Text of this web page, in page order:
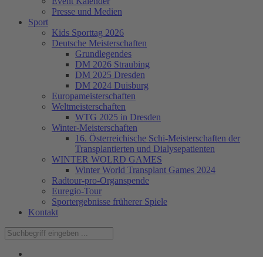
Presse und Medien
Sport
Kids Sporttag 2026
Deutsche Meisterschaften
Grundlegendes
DM 2026 Straubing
DM 2025 Dresden
DM 2024 Duisburg
Europameisterschaften
Weltmeisterschaften
WTG 2025 in Dresden
Winter-Meisterschaften
16. Österreichische Schi-Meisterschaften der
Transplantierten und Dialysepatienten
WINTER WOLRD GAMES
Winter World Transplant Games 2024
Radtour-pro-Organspende
Euregio-Tour
Sportergebnisse früherer Spiele
Kontakt